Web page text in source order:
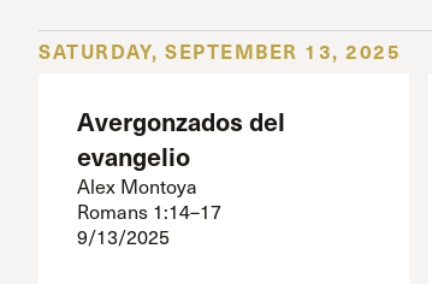
SATURDAY, SEPTEMBER 13, 2025
Avergonzados del
evangelio
Alex Montoya
Romans 1:14–17
9/13/2025